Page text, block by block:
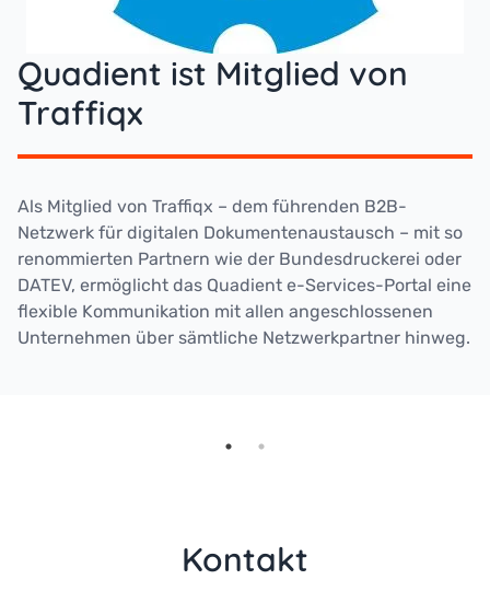
Quadient ist Mitglied von
Traffiqx
Als Mitglied von Traffiqx – dem führenden B2B-
Netzwerk für digitalen Dokumentenaustausch – mit so
renommierten Partnern wie der Bundesdruckerei oder
DATEV, ermöglicht das Quadient e-Services-Portal eine
flexible Kommunikation mit allen angeschlossenen
Unternehmen über sämtliche Netzwerkpartner hinweg.
Kontakt